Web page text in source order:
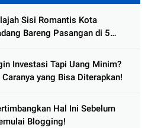
Sisi Romantis Kota
Bareng Pasangan di 5
Investasi Tapi Uang Minim?
Caranya yang Bisa Diterapkan!
Hal Ini Sebelum
Blogging!